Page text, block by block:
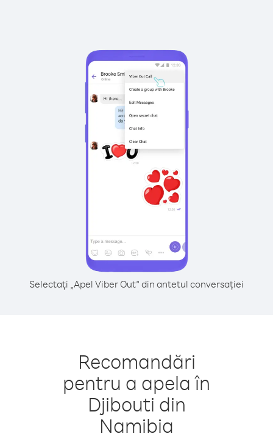
Selectați „Apel Viber Out” din antetul conversației
Recomandări
pentru a apela în
Djibouti din
Namibia